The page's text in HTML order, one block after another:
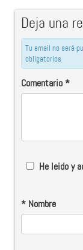
Deja una
Tu email no será
obligatorios
Comentario*
He leido y
* Nombre